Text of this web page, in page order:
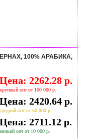
100% АРАБИКА,
Цена: 2262.28 р.
крупный опт от 100 000 р.
Цена: 2420.64 р.
средний опт от 50 000 р.
Цена: 2711.12 р.
мелкий опт от 10 000 р.